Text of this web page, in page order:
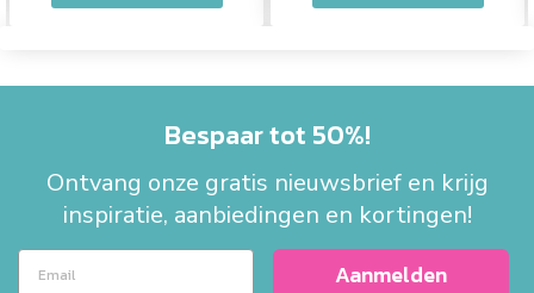
Bespaar tot 50%!
Ontvang onze gratis nieuwsbrief en krijg
inspiratie, aanbiedingen en kortingen!
Aanmelden